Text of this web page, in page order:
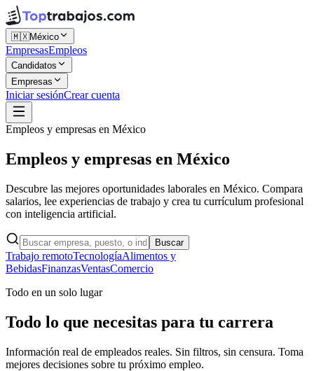
🇲🇽México
EmpresasEmpleos
Candidatos
Empresas
Iniciar sesiónCrear cuenta
Empleos y empresas en México
Empleos y empresas en México
Descubre las mejores oportunidades laborales en México. Compara
salarios, lee experiencias de trabajo y crea tu currículum profesional
con inteligencia artificial.
Buscar
Trabajo remotoTecnologíaAlimentos y
BebidasFinanzasVentasComercio
Todo en un solo lugar
Todo lo que necesitas para tu carrera
Información real de empleados reales. Sin filtros, sin censura. Toma
mejores decisiones sobre tu próximo empleo.